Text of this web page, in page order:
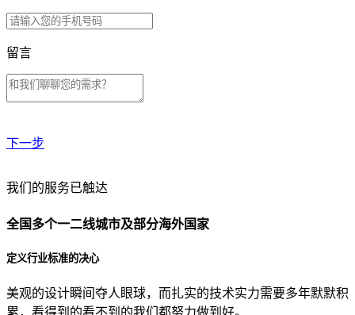
留言
下一步
贵公司预算范围是？
贵公司的团队规模是？
目前主要的营销渠道是？
我们的服务已触达
全国多个一二线城市及部分海外国家
定义行业标准的决心
美观的设计瞬间夺人眼球，而扎实的技术实力需要多年默默积
累，看得到的看不到的我们都努力做到好。